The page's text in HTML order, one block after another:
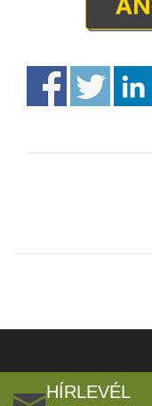
HÍRLEVÉL